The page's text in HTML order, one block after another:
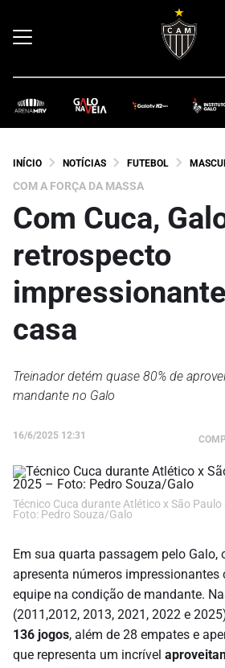
INÍCIO NOTÍCIAS FUTEBOL
COM A FORÇA DA MASSA
Com Cuca,
retrospecto
casa
Treinador detém quase 80% de
mandante no Galo
16/6/2025 12:31
Técnico Cuca durante Atlético x São
Foto: Pedro Souza/Galo
Em sua quarta passagem pelo Galo,
apresenta números impressionantes
equipe na condição de mandante.
(2011,2012, 2013, 2021, 2022 e
136 jogos, além de 28 empates e
que representa um incrível